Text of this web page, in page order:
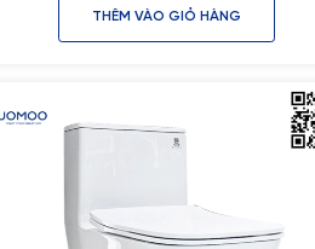
THÊM VÀO GIỎ HÀNG